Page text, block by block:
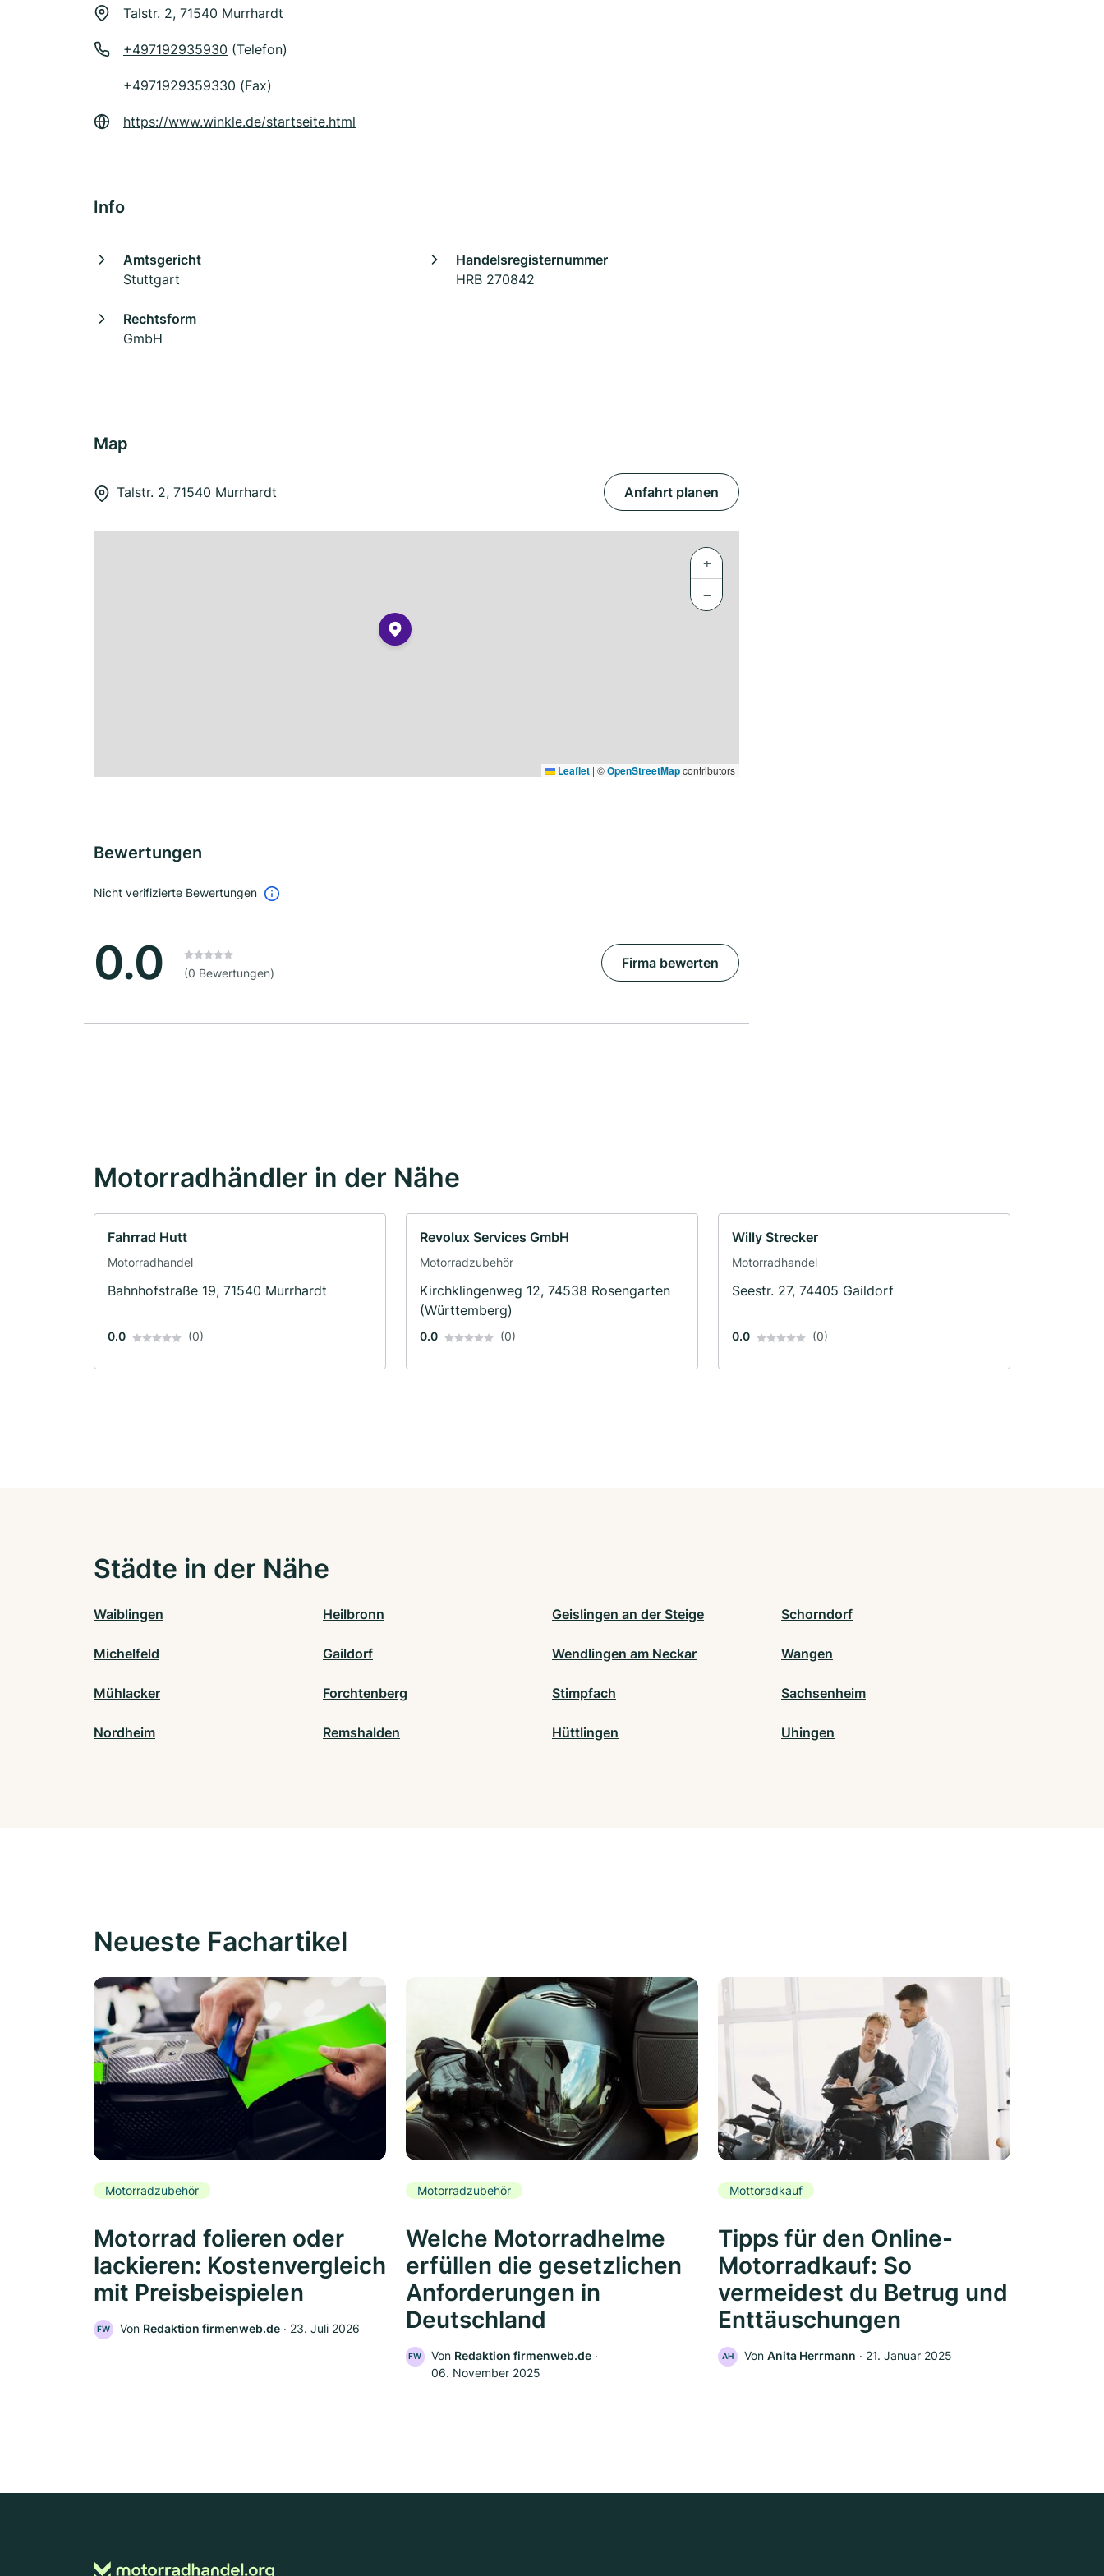
Talstr. 2, 71540 Murrhardt
+497192935930 (Telefon)
+4971929359330 (Fax)
https://www.winkle.de/startseite.html
Info
Amtsgericht
Stuttgart
Handelsregisternummer
HRB 270842
Rechtsform
GmbH
Map
Talstr. 2, 71540 Murrhardt Anfahrt planen
+
−
Leaflet | ©OpenStreetMapcontributors
Bewertungen
Nicht verifizierte Bewertungen
0.0 (0 Bewertungen)
Firma bewerten
Motorradhändler in der Nähe
Fahrrad Hutt
Motorradhandel
Bahnhofstraße 19, 71540 Murrhardt
0.0 (0)
Revolux Services GmbH
Motorradzubehör
Kirchklingenweg 12, 74538 Rosengarten
(Württemberg)
0.0 (0)
Willy Strecker
Motorradhandel
Seestr. 27, 74405 Gaildorf
0.0 (0)
Städte in der Nähe
Waiblingen Heilbronn Geislingen an der Steige Schorndorf
Michelfeld Gaildorf Wendlingen am Neckar Wangen
Mühlacker Forchtenberg Stimpfach Sachsenheim
Nordheim Remshalden Hüttlingen Uhingen
Neueste Fachartikel
Motorradzubehör
Motorrad folieren oder
lackieren: Kostenvergleich
mit Preisbeispielen
FW Von Redaktion firmenweb.de ‧ 23. Juli 2026
Motorradzubehör
Welche Motorradhelme
erfüllen die gesetzlichen
Anforderungen in
Deutschland
FW Von Redaktion firmenweb.de‧
06. November 2025
Mottoradkauf
Tipps für den Online-
Motorradkauf: So
vermeidest du Betrug und
Enttäuschungen
AH Von Anita Herrmann ‧ 21. Januar 2025